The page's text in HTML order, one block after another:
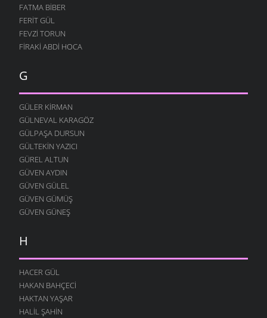
FATMA BIBER
FERIT GÜL
FEVZI TORUN
FIRAKI ABDI HOCA
G
GÜLER KIRMAN
GÜLNEVAL KARAGÖZ
GÜLPAŞA DURSUN
GÜLTEKIN YAZICI
GÜREL ALTUN
GÜVEN AYDIN
GÜVEN GÜLEL
GÜVEN GÜMÜŞ
GÜVEN GÜNEŞ
H
HACER GÜL
HAKAN BAHÇECI
HAKTAN YAŞAR
HALIL ŞAHIN